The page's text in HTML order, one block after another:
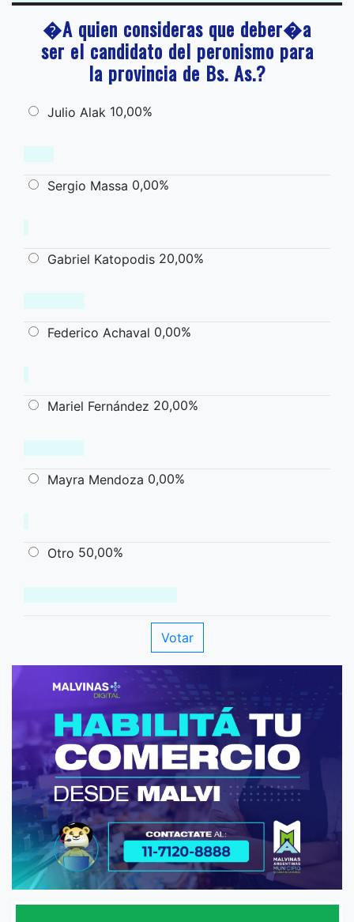
�A quien consideras que deber�a
ser el candidato del peronismo para
la provincia de Bs. As.?
Julio Alak 10,00%
Sergio Massa 0,00%
Gabriel Katopodis 20,00%
Federico Achaval 0,00%
Mariel Fernández 20,00%
Mayra Mendoza 0,00%
Otro 50,00%